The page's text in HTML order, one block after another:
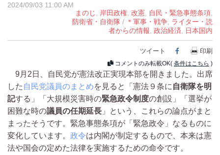
2024/09/03 11:00 AM
まのじ
岸田政権 改憲 自民・緊急事態条項
防衛省・自衛隊 / ＊軍事・戦争 ライター・読
者からの情報 政治経済 日本国内
ツイート Facebook
印刷
コメントのみ転載OK( 条件はこちら )
9月2日、自民党が憲法改正実現本部を開きました。出席
した 自民党議員のまとめを見ると「憲法９条に 自衛隊を明
記する」「大規模災害時の緊急政令制度の創設」「選挙が
困難な時の議員の任期延長 」という、これらの論点がまと
まったそうです。緊急事態条項が「緊急政令」なるものに
変化しています。 政令は内閣が制定するもので、本来は憲
法や国会の定めた法律を実施するための命令です。